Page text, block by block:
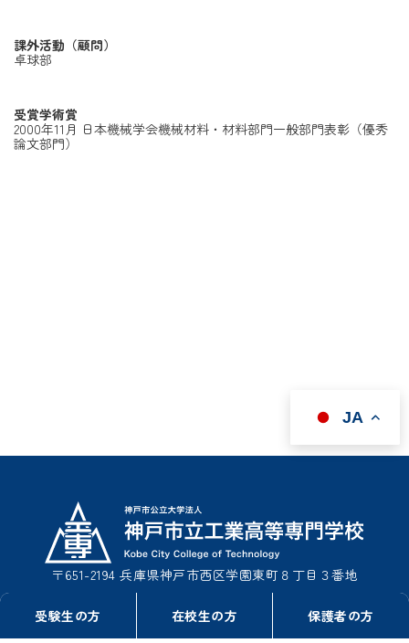
課外活動（顧問）
卓球部
受賞学術賞
2000年11月 日本機械学会機械材料・材料部門一般部門表彰（優秀
論文部門）
JA
受験生の方 在校生の方 保護者の方
〒651-2194 兵庫県神戸市西区学園東町８丁目３番地
TEL : 078-795-3311（事務室総務課）